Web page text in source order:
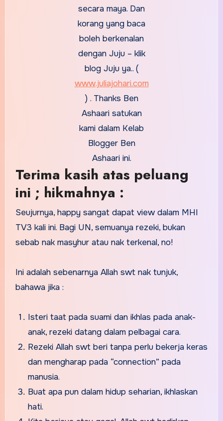
secara maya. Dan
korang yang baca
boleh berkenalan
dengan Juju – klik
blog Juju ya.. (
www.juliajohari.com
) . Thanks Ben
Ashaari satukan
kami dalam Kelab
Blogger Ben
Ashaari ini.
Terima kasih atas peluang
ini ; hikmahnya :
Seujurnya, happy sangat dapat view dalam MHI
TV3 kali ini. Bagi UN, semuanya rezeki, bukan
sebab nak masyhur atau nak terkenal, no!
Ini adalah sebenarnya Allah swt nak tunjuk,
bahawa jika :
Isteri taat pada suami dan ikhlas pada anak-
anak, rezeki datang dalam pelbagai cara.
Rezeki Allah swt beri tanpa perlu bekerja keras
dan mengharap pada “connection” pada
manusia.
Buat apa pun dalam hidup seharian, ikhlaskan
hati.